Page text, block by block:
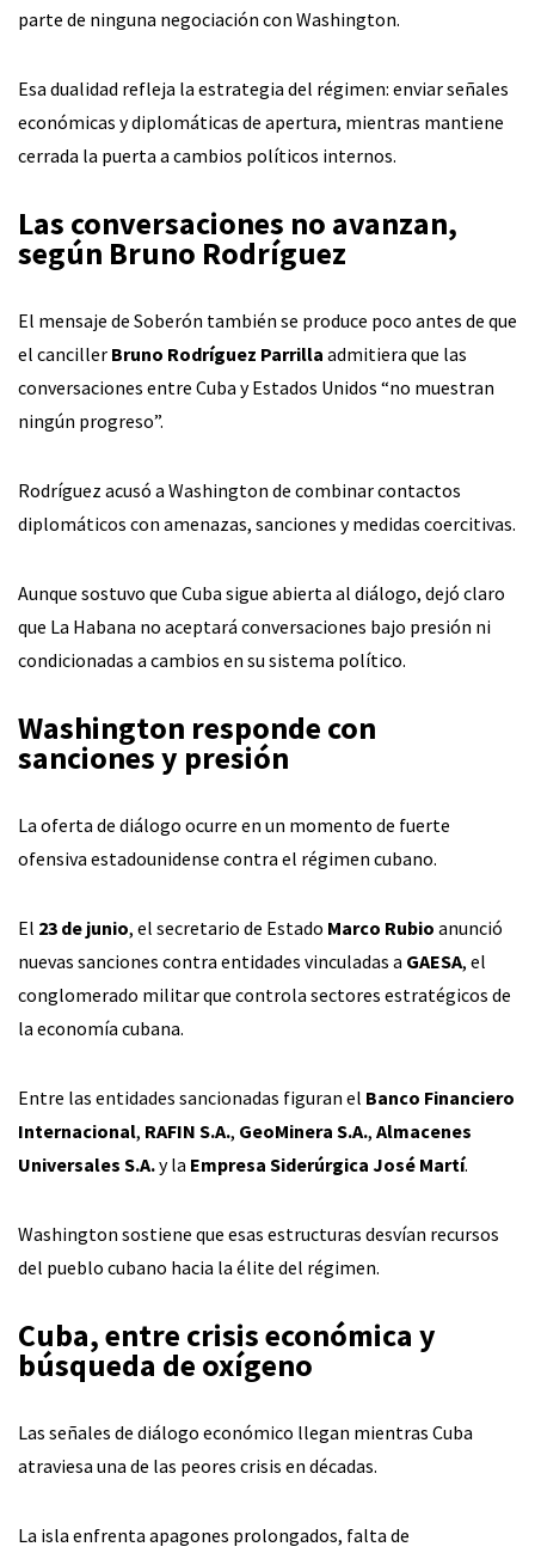
parte de ninguna negociación con Washington.
Esa dualidad refleja la estrategia del régimen: enviar señales
económicas y diplomáticas de apertura, mientras mantiene
cerrada la puerta a cambios políticos internos.
Las conversaciones no avanzan,
según Bruno Rodríguez
El mensaje de Soberón también se produce poco antes de que
el canciller Bruno Rodríguez Parrilla admitiera que las
conversaciones entre Cuba y Estados Unidos “no muestran
ningún progreso”.
Rodríguez acusó a Washington de combinar contactos
diplomáticos con amenazas, sanciones y medidas coercitivas.
Aunque sostuvo que Cuba sigue abierta al diálogo, dejó claro
que La Habana no aceptará conversaciones bajo presión ni
condicionadas a cambios en su sistema político.
Washington responde con
sanciones y presión
La oferta de diálogo ocurre en un momento de fuerte
ofensiva estadounidense contra el régimen cubano.
El 23 de junio, el secretario de Estado Marco Rubio anunció
nuevas sanciones contra entidades vinculadas a GAESA, el
conglomerado militar que controla sectores estratégicos de
la economía cubana.
Entre las entidades sancionadas figuran el Banco Financiero
Internacional, RAFIN S.A., GeoMinera S.A., Almacenes
Universales S.A.y la Empresa Siderúrgica José Martí.
Washington sostiene que esas estructuras desvían recursos
del pueblo cubano hacia la élite del régimen.
Cuba, entre crisis económica y
búsqueda de oxígeno
Las señales de diálogo económico llegan mientras Cuba
atraviesa una de las peores crisis en décadas.
La isla enfrenta apagones prolongados, falta de